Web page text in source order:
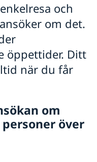
Filippinerna
och
om det.
öppettider. Ditt
när du får
om
över